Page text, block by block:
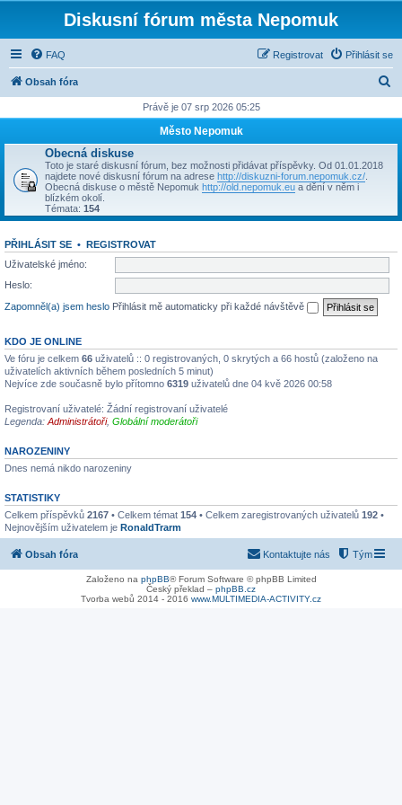
Diskusní fórum města Nepomuk
FAQ Přihlásit se
Registrovat
Obsah fóra
d
Právě je 07 srp 2026 05:25
Město Nepomuk
Obecná diskuse
Toto je staré diskusní fórum, bez možnosti přidávat příspěvky. Od 01.01.2018
najdete nové diskusní fórum na adrese http://diskuzni-forum.nepomuk.cz/
Obecná diskuse o městě Nepomuk http://old.nepomuk.eu a dění v něm i
blízkém okolí.
Témata: 154
PŘIHLÁSIT SE • REGISTROVAT
Uživatelské jméno:
Heslo:
Zapomněl(a) jsem heslo Přihlásit mě automaticky při každé návštěvě
KDO JE ONLINE
Ve fóru je celkem 66 uživatelů :: 0 registrovaných, 0 skrytých a 66 hostů (založeno na
uživatelích aktivních během posledních 5 minut)
Nejvíce zde současně bylo přítomno 6319 uživatelů dne 04 kvě 2026 00:58
Registrovaní uživatelé: Žádní registrovaní uživatelé
Legenda: Administrátoři, Globální moderátoři
NAROZENINY
Dnes nemá nikdo narozeniny
STATISTIKY
Celkem příspěvků 2167 • Celkem témat 154 • Celkem zaregistrovaných uživatelů 192 •
Nejnovějším uživatelem je RonaldTrarm
Obsah fóra Tým
Kontaktujte nás
Založeno na phpBB® Forum Software © phpBB Limited
Český překlad – phpBB.cz
Tvorba webů 2014 - 2016 www.MULTIMEDIA-ACTIVITY.cz